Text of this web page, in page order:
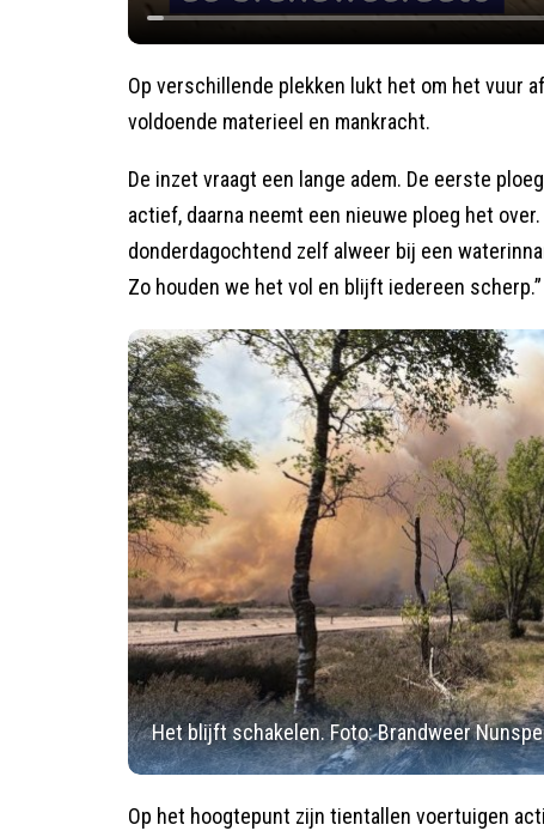
Op verschillende plekken lukt het om het vuur
voldoende materieel en mankracht.
De inzet vraagt een lange adem. De eerste
actief, daarna neemt een nieuwe ploeg het
donderdagochtend zelf alweer bij een
Zo houden we het vol en blijft iedereen scherp.”
Het blijft schakelen. Foto: Brandweer
Op het hoogtepunt zijn tientallen voertuigen